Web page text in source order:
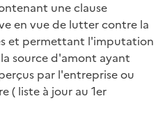
une clause
en vue de lutter contre la
et permettant l'imputation
source d'amont ayant
par l'entreprise ou
( liste à jour au 1er